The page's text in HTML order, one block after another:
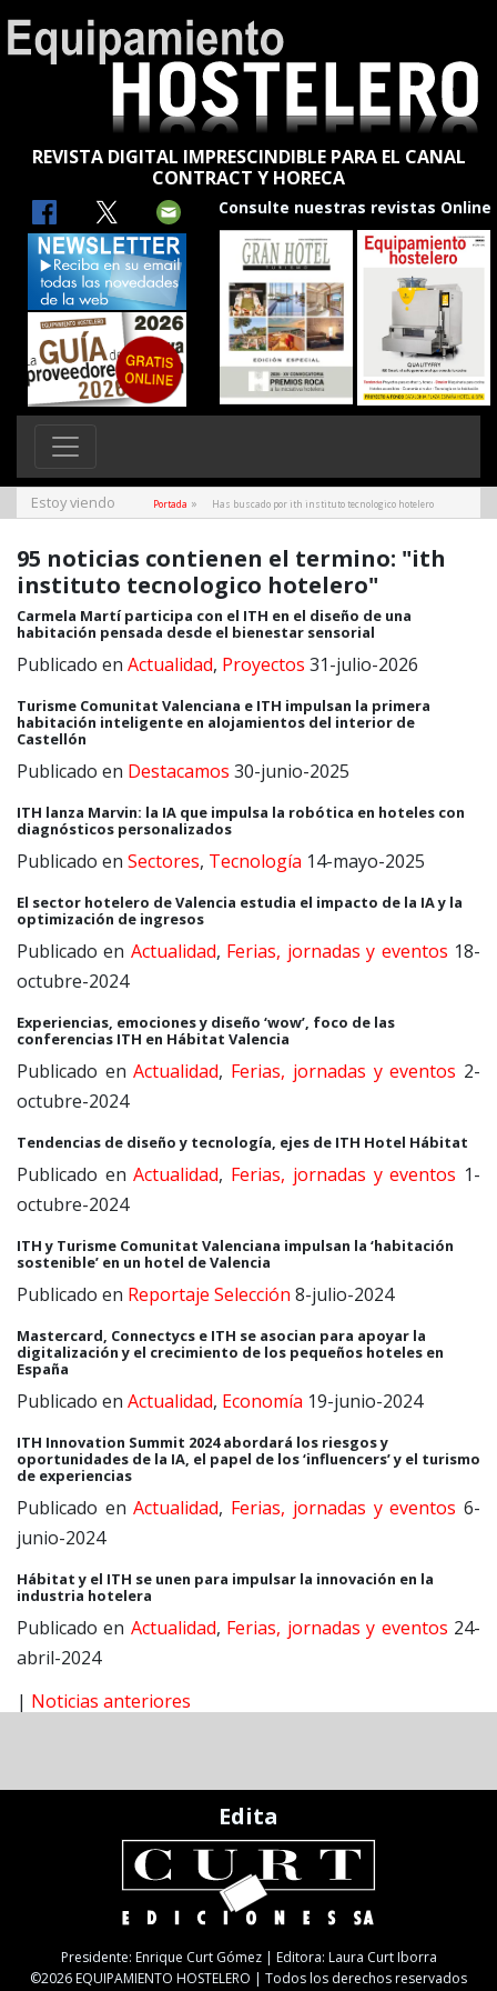
REVISTA DIGITAL IMPRESCINDIBLE PARA EL CANAL
CONTRACT Y HORECA
Consulte nuestras revistas Online
Estoy viendo Portada » Has buscado por ith instituto tecnologico hotelero
95 noticias contienen el termino: "ith
instituto tecnologico hotelero"
Carmela Martí participa con el ITH en el diseño de una
habitación pensada desde el bienestar sensorial
Publicado en Actualidad, Proyectos 31-julio-2026
Turisme Comunitat Valenciana e ITH impulsan la primera
habitación inteligente en alojamientos del interior de
Castellón
Publicado en Destacamos 30-junio-2025
ITH lanza Marvin: la IA que impulsa la robótica en hoteles con
diagnósticos personalizados
Publicado en Sectores, Tecnología 14-mayo-2025
El sector hotelero de Valencia estudia el impacto de la IA y la
optimización de ingresos
Publicado en Actualidad, Ferias, jornadas y eventos 18-
octubre-2024
Experiencias, emociones y diseño ‘wow’, foco de las
conferencias ITH en Hábitat Valencia
Publicado enActualidad, Ferias, jornadas y eventos 2-
octubre-2024
Tendencias de diseño y tecnología, ejes de ITH Hotel Hábitat
Publicado enActualidad, Ferias, jornadas y eventos 1-
octubre-2024
ITH y Turisme Comunitat Valenciana impulsan la ‘habitación
sostenible’ en un hotel de Valencia
Publicado en Reportaje Selección 8-julio-2024
Mastercard, Connectycs e ITH se asocian para apoyar la
digitalización y el crecimiento de los pequeños hoteles en
España
Publicado en Actualidad, Economía 19-junio-2024
ITH Innovation Summit 2024 abordará los riesgos y
oportunidades de la IA, el papel de los ‘influencers’ y el turismo
de experiencias
Publicado enActualidad, Ferias, jornadas y eventos 6-
junio-2024
Hábitat y el ITH se unen para impulsar la innovación en la
industria hotelera
Publicado en Actualidad, Ferias, jornadas y eventos 24-
abril-2024
| Noticias anteriores
Edita
Presidente: Enrique Curt Gómez | Editora: Laura Curt Iborra
©2026 EQUIPAMIENTO HOSTELERO | Todos los derechos reservados